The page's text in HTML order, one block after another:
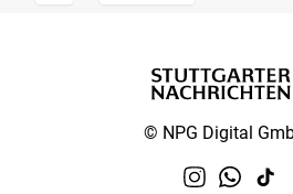
© NPG Digital